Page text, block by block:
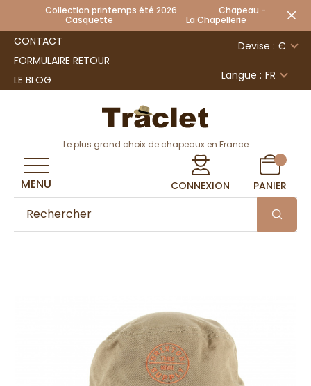
Collection printemps été 2026 Chapeau -
Casquette La Chapellerie
CONTACT
FORMULAIRE RETOUR
LE BLOG
Devise : €
Langue : FR
Le plus grand choix de chapeaux en France
CONNEXION PANIER
MENU